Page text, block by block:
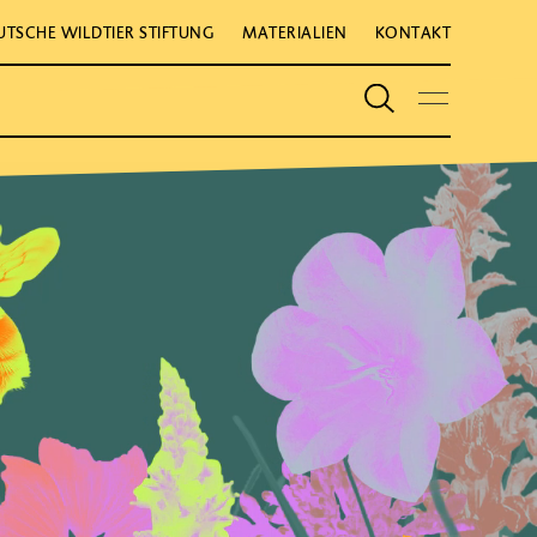
WILDTIER STIFTUNG MATERIALIEN KONTAKT